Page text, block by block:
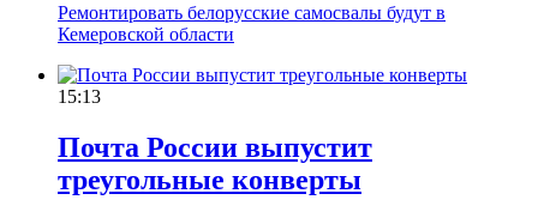
Ремонтировать белорусские самосвалы будут в
Кемеровской области
15:13
Почта России выпустит
треугольные конверты